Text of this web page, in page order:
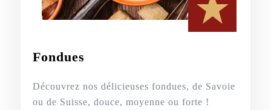
Fondues
Découvrez nos délicieuses fondues, de Savoie
ou de Suisse, douce, moyenne ou forte !